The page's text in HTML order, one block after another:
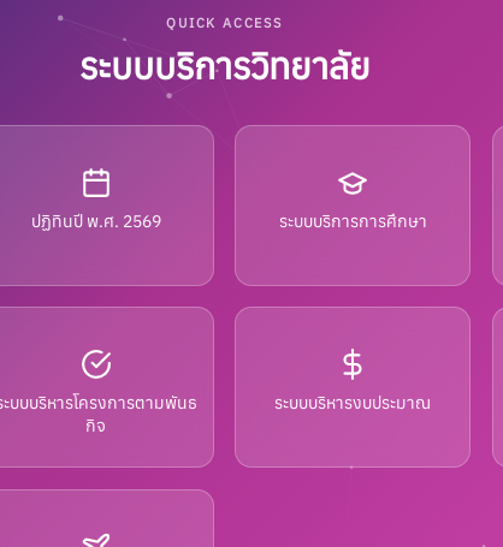
วิทยาลัยชุมชนหนองบัวลำภู เรื่
ช้เพลงมาร์ชวิทยาลัยชุมชน
ำภู
รับสมัครงาน
วิทยาลัยชุมชนหนองบัวลำภูเรื่
QUICK ACCESS
ระบบบริการวิทยาลัย
ปฏิทินปี พ.ศ. 2569 ระบบบริการการศึกษา
ะบบบริหารโครงการตามพันธ
กิจ
ระบบบริหารงบประมาณ